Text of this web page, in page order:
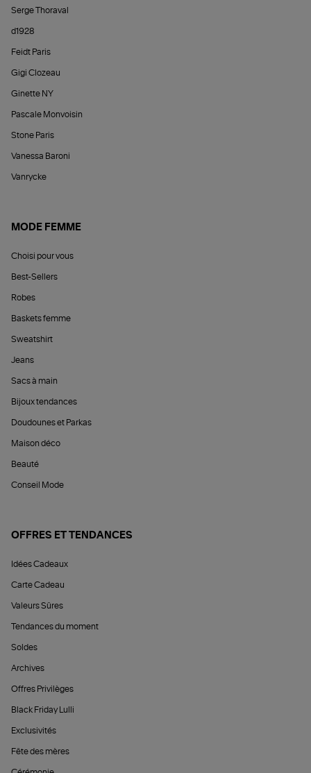
Serge Thoraval
d1928
Feidt Paris
Gigi Clozeau
Ginette NY
Pascale Monvoisin
Stone Paris
Vanessa Baroni
Vanrycke
MODE FEMME
Choisi pour vous
Best-Sellers
Robes
Baskets femme
Sweatshirt
Jeans
Sacs à main
Bijoux tendances
Doudounes et Parkas
Maison déco
Beauté
Conseil Mode
OFFRES ET TENDANCES
Idées Cadeaux
Carte Cadeau
Valeurs Sûres
Tendances du moment
Soldes
Archives
Offres Privilèges
Black Friday Lulli
Exclusivités
Fête des mères